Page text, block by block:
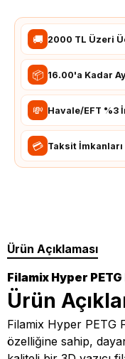
🚚 2000 TL Üzeri
📦 16.00'a Kadar
💸 Havale/EFT %3
💳 Taksit İmkanları
Ürün Açıklaması
Filamix Hyper
Ürün
Filamix Hyper PETG
özelliğine sahip,